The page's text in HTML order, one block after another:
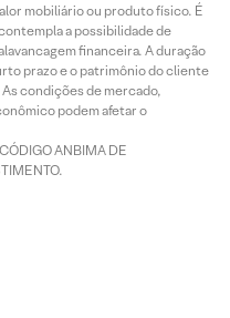
mobiliário ou produto físico. É
a possibilidade de
financeira. A duração
prazo e o patrimônio do cliente
condições de mercado,
podem afetar o
ANBIMA DE